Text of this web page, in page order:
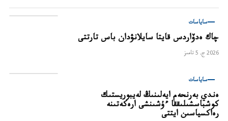
ساياسات
چاك ەدۆاردس قايتا سايلانۋدان باس تارتتى
2026 ج. 5 تامىز
ساياسات
ەندي بەرنحەم ايەلىنىڭ لەيبوريستىك
كوشباسشىلىققا ءۇشىنشى ارەكەتىنە
رەاكسياسىن ايتتى